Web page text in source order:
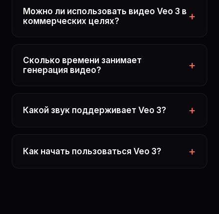
Можно ли использовать видео Veo 3 в
коммерческих целях?
Сколько времени занимает
генерация видео?
Какой звук поддерживает Veo 3?
Как начать пользоваться Veo 3?